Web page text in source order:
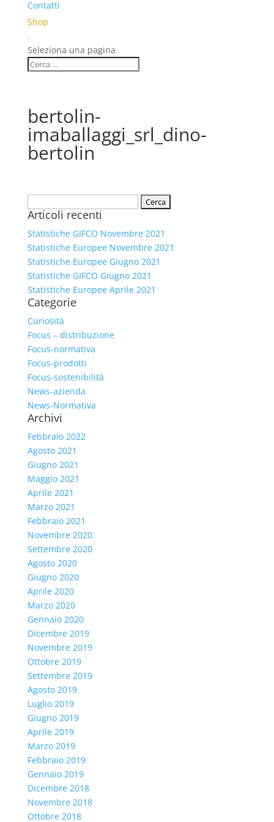
Contatti
Shop
.
Seleziona una pagina
bertolin-
imaballaggi_srl_dino-
bertolin
per:
Articoli recenti
Statistiche GIFCO Novembre 2021
Statistiche Europee Novembre 2021
Statistiche Europee Giugno 2021
Statistiche GIFCO Giugno 2021
Statistiche Europee Aprile 2021
Categorie
Curiosità
Focus – distribuzione
Focus-normativa
Focus-prodotti
Focus-sostenibilità
News-azienda
News-Normativa
Archivi
Febbraio 2022
Agosto 2021
Giugno 2021
Maggio 2021
Aprile 2021
Marzo 2021
Febbraio 2021
Novembre 2020
Settembre 2020
Agosto 2020
Giugno 2020
Aprile 2020
Marzo 2020
Gennaio 2020
Dicembre 2019
Novembre 2019
Ottobre 2019
Settembre 2019
Agosto 2019
Luglio 2019
Giugno 2019
Aprile 2019
Marzo 2019
Febbraio 2019
Gennaio 2019
Dicembre 2018
Novembre 2018
Ottobre 2018